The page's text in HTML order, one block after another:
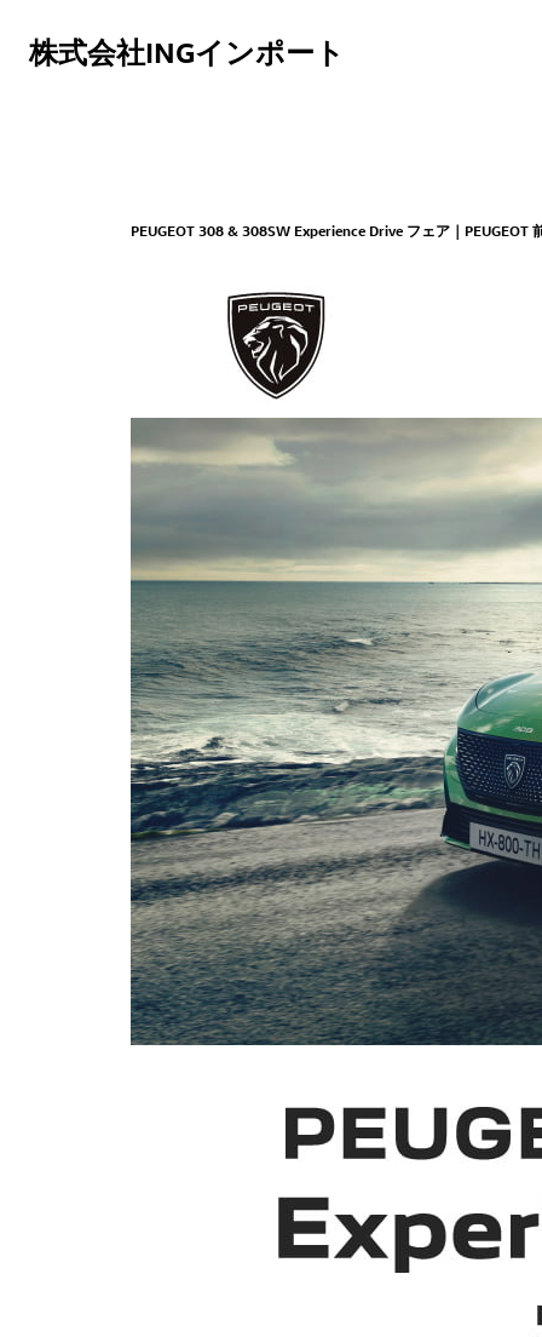
株式会社INGインポート
PEUGEOT 308 & 308SW Experience Drive フェア｜PEUGEOT